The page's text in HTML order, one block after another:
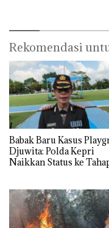
Rekomendasi
Babak Baru Kasus
Djuwita: Polda Kepri
Naikkan Status ke